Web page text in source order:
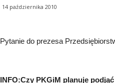
14 października 2010
Pytanie do prezesa
INFO:Czy PKGiM planuje